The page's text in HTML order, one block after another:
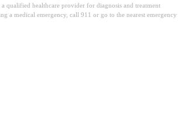
qualified healthcare provider for diagnosis and treatment
a medical emergency, call 911 or go to the nearest emergency